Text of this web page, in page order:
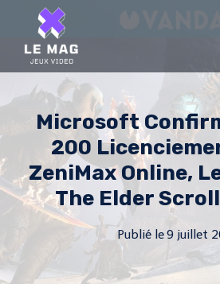
content
Microsoft
200
ZeniMax Online,
The Elder
Publié le9 juillet